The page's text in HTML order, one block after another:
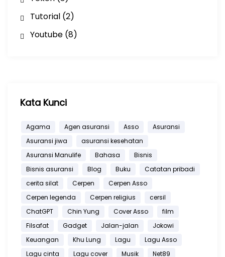
Tutorial(2)
Youtube(8)
Kata Kunci
Agama Agen asuransi Asso
Asuransi
Asuransi jiwa
asuransi kesehatan
Asuransi Manulife
Bahasa
Bisnis
Bisnis asuransi
Blog Buku
Catatan pribadi
cerita silat
Cerpen
Cerpen Asso
Cerpen legenda
Cerpen religius
cersil
ChatGPT
Chin Yung Cover Asso
film
Filsafat
Gadget Jalan-jalan
Jokowi
Keuangan
Khu Lung Lagu
Lagu Asso
Lagu cinta
Lagu cover Musik
Net89